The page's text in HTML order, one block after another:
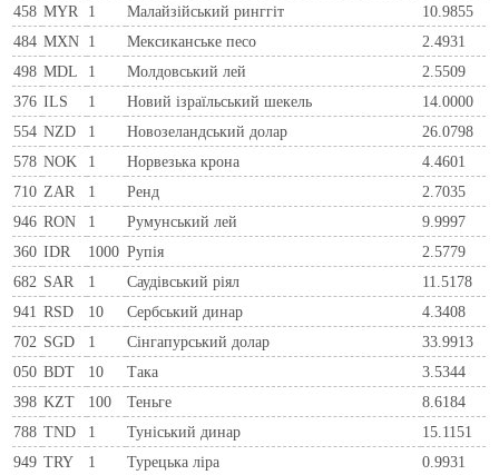
458 MYR 1 Малайзійський ринггіт
10.9855
484 MXN 1 Мексиканське песо
2.4931
498 MDL 1 Молдовський лей
2.5509
376 ILS 1 Новий ізраїльський шекель
14.0000
554 NZD 1 Новозеландський долар
26.0798
578 NOK 1 Норвезька крона
4.4601
710 ZAR 1 Ренд
2.7035
946 RON 1 Румунський лей
9.9997
360 IDR 1000 Рупія
2.5779
682 SAR 1 Саудівський ріял
11.5178
941 RSD 10 Сербський динар
4.3408
702 SGD 1 Сінгапурський долар
33.9913
050 BDT 10 Така
3.5344
398 KZT 100 Теньге
8.6184
788 TND 1 Туніський динар
15.1151
949 TRY 1 Турецька ліра 0.9931